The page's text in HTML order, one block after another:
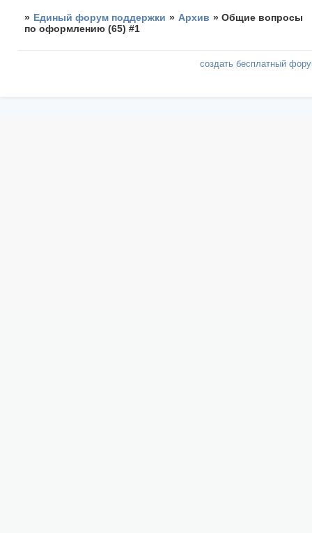
» Единый форум поддержки » Архив »Общие вопросы
по оформлению (65) #1
создать бесплатный